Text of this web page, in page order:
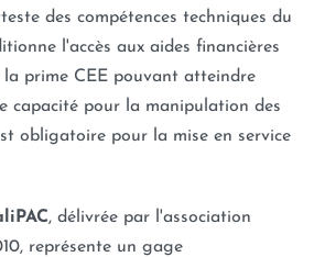
des compétences techniques du
l'accès aux aides financières
prime CEE pouvant atteindre
capacité pour la manipulation des
obligatoire pour la mise en service
, délivrée par l'association
représente un gage